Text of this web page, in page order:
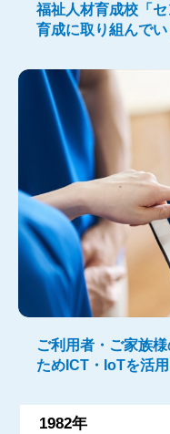
福祉人材育成校「
育成に取り組んでい
ご利用者・ご家族
ためICT・IoTを活用
1982年